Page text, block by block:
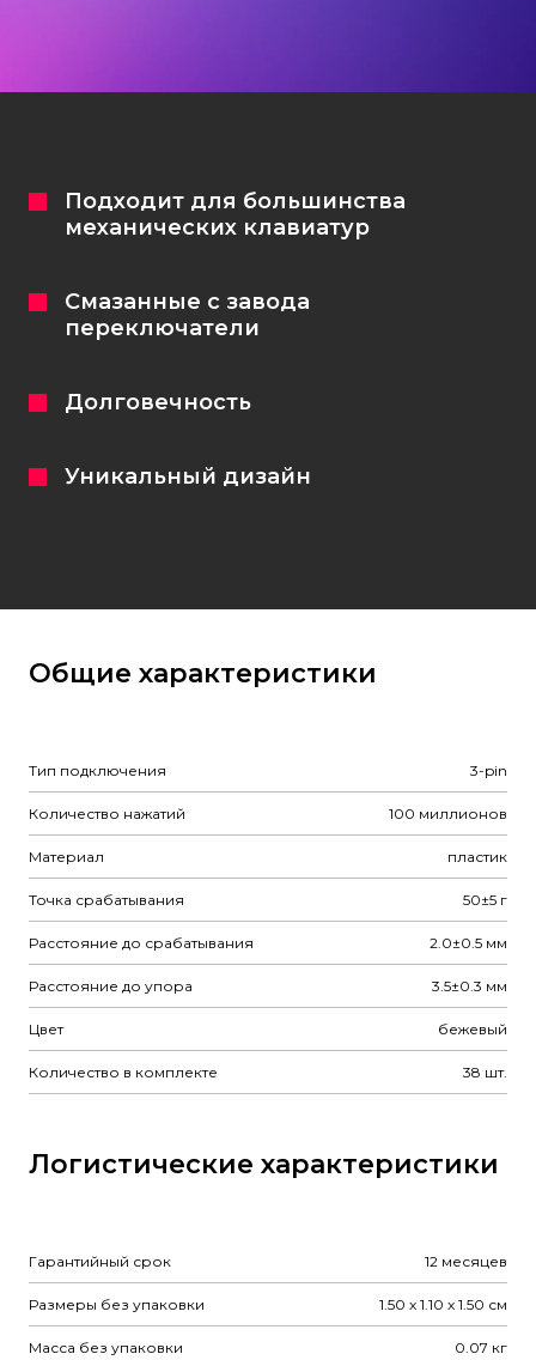
+7 (965) 247-25-35
Подходит для большинства
механических клавиатур
Смазанные с завода
переключатели
Долговечность
Уникальный дизайн
Общие характеристики
Тип подключения 3-pin
Количество нажатий 100 миллионов
Материал пластик
Точка срабатывания 50±5 г
Расстояние до срабатывания 2.0±0.5 мм
Расстояние до упора 3.5±0.3 мм
Цвет бежевый
Количество в комплекте 38 шт.
Логистические характеристики
Гарантийный срок 12 месяцев
Размеры без упаковки 1.50 x 1.10 x 1.50 см
Масса без упаковки 0.07 кг